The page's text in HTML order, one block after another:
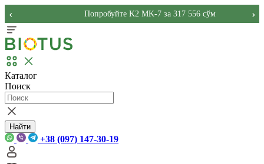
Попробуйте K2 MK-7 за 317 556 сўм
‹ ›
Каталог
Поиск
Найти
+38 (097) 147-30-19